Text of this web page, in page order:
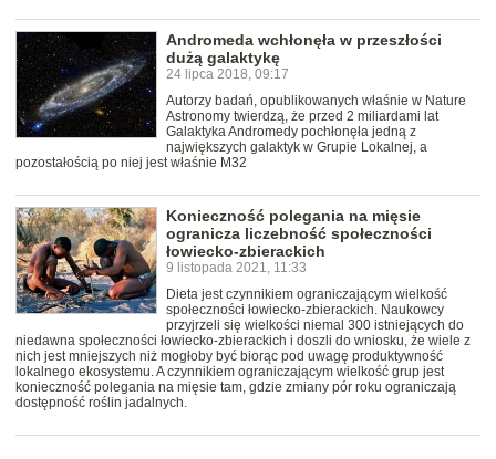
Andromeda wchłonęła w przeszłości
dużą galaktykę
24 lipca 2018, 09:17
Autorzy badań, opublikowanych właśnie w Nature
Astronomy twierdzą, że przed 2 miliardami lat
Galaktyka Andromedy pochłonęła jedną z
największych galaktyk w Grupie Lokalnej, a
pozostałością po niej jest właśnie M32
Konieczność polegania na mięsie
ogranicza liczebność społeczności
łowiecko-zbierackich
9 listopada 2021, 11:33
Dieta jest czynnikiem ograniczającym wielkość
społeczności łowiecko-zbierackich. Naukowcy
przyjrzeli się wielkości niemal 300 istniejących do
niedawna społeczności łowiecko-zbierackich i doszli do wniosku, że wiele z
nich jest mniejszych niż mogłoby być biorąc pod uwagę produktywność
lokalnego ekosystemu. A czynnikiem ograniczającym wielkość grup jest
konieczność polegania na mięsie tam, gdzie zmiany pór roku ograniczają
dostępność roślin jadalnych.